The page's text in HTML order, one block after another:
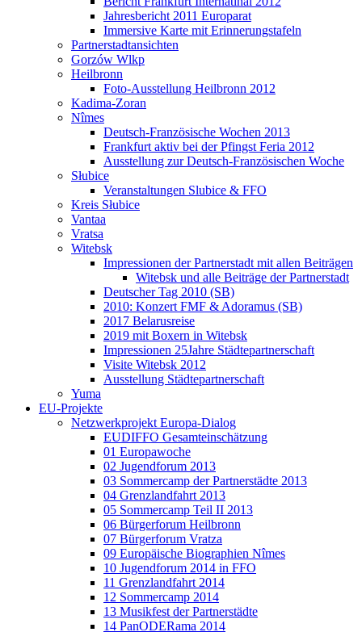
Jahresbericht 2011 Europarat
Immersive Karte mit Erinnerungstafeln
Partnerstadtansichten
Gorzów Wlkp
Heilbronn
Foto-Ausstellung Heilbronn 2012
Kadima-Zoran
Nîmes
Deutsch-Französische Wochen 2013
Frankfurt aktiv bei der Pfingst Feria 2012
Ausstellung zur Deutsch-Französischen Woche
Słubice
Veranstaltungen Slubice & FFO
Kreis Słubice
Vantaa
Vratsa
Witebsk
Impressionen der Partnerstadt mit allen Beiträgen
Witebsk und alle Beiträge der Partnerstadt
Deutscher Tag 2010 (SB)
2010: Konzert FMF & Adoramus (SB)
2017 Belarusreise
2019 mit Boxern in Witebsk
Impressionen 25Jahre Städtepartnerschaft
Visite Witebsk 2012
Ausstellung Städtepartnerschaft
Yuma
EU-Projekte
Netzwerkprojekt Europa-Dialog
EUDIFFO Gesamteinschätzung
01 Europawoche
02 Jugendforum 2013
03 Sommercamp der Partnerstädte 2013
04 Grenzlandfahrt 2013
05 Sommercamp Teil II 2013
06 Bürgerforum Heilbronn
07 Bürgerforum Vratza
09 Europäische Biographien Nîmes
10 Jugendforum 2014 in FFO
11 Grenzlandfahrt 2014
12 Sommercamp 2014
13 Musikfest der Partnerstädte
14 PanODERama 2014